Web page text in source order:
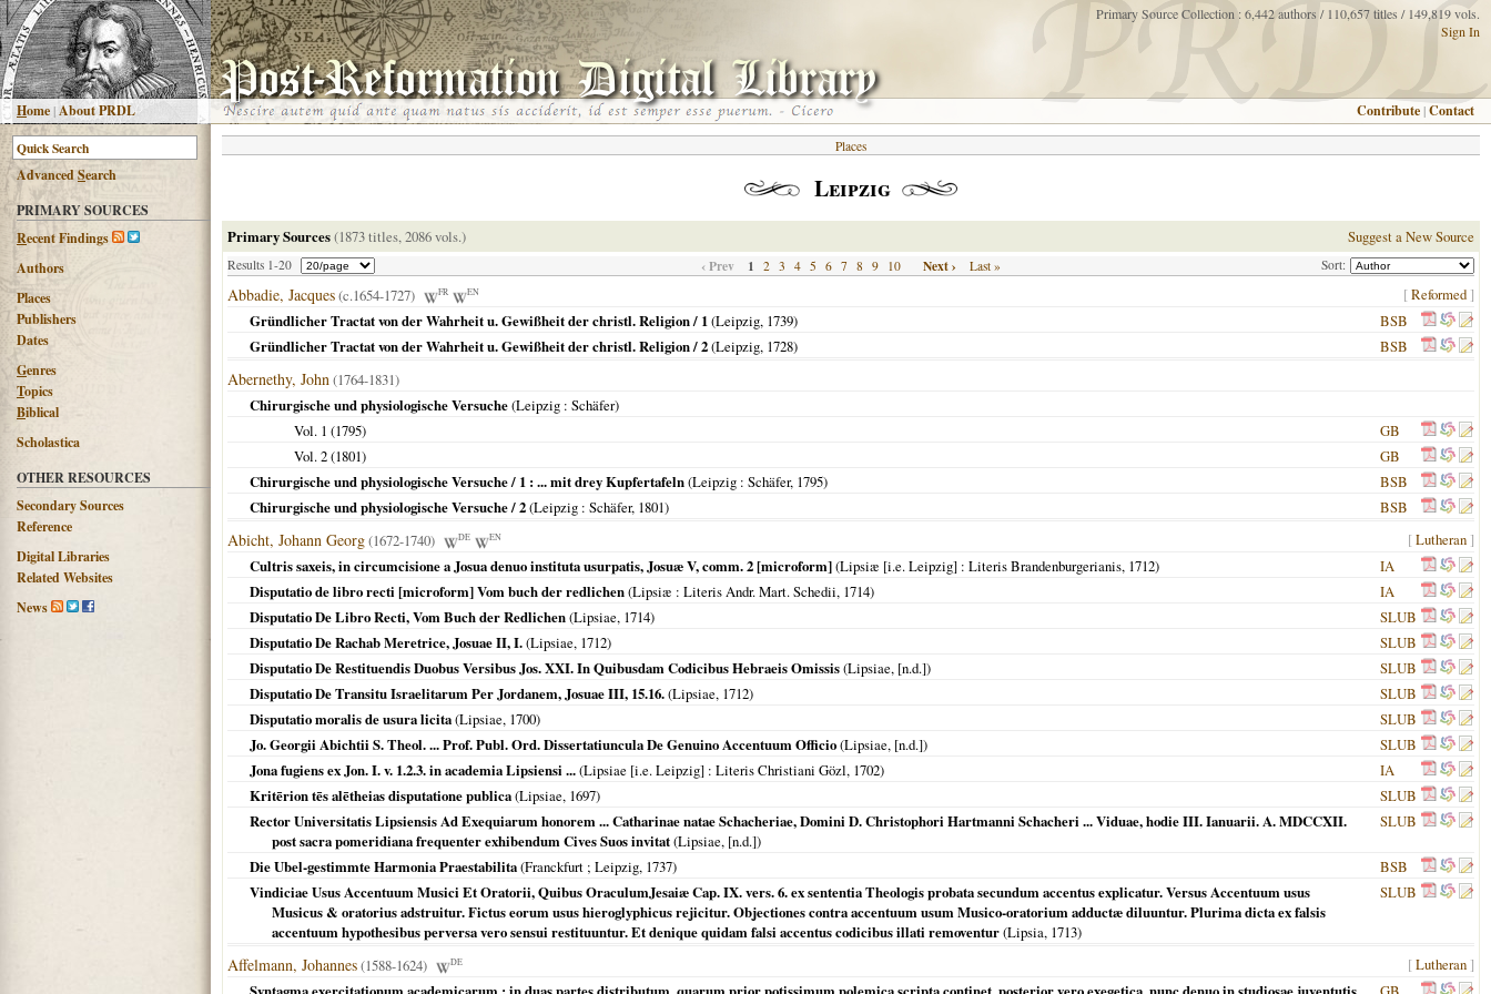
Home|About PRDL
Primary Source Collection : 6,442 authors / 110,657 titles / 149,819 vols.
Sign In
Contribute |Contact
AdvancedSearch
PRIMARY SOURCES
Recent Findings
Authors
Places
Publishers
Dates
Genres
Topics
Biblical
Scholastica
OTHER RESOURCES
Secondary Sources
Reference
Digital Libraries
Related Websites
News
Places
Leipzig
Primary Sources(1873 titles, 2086 vols.) Suggest a New Source
Results 1-20 Sort:
‹ Prev 1 2 3 4 5 6 7 8 9 10 Next › Last »
Abbadie, Jacques(c.1654-1727) FR EN [Reformed ]
Gründlicher Tractat von der Wahrheit u. Gewißheit der christl. Religion / 1(Leipzig, 1739)
BSB
Gründlicher Tractat von der Wahrheit u. Gewißheit der christl. Religion / 2(Leipzig, 1728) BSB
Abernethy, John(1764-1831)
Chirurgische und physiologische Versuche(Leipzig : Schäfer)
Vol. 1 (1795)
GB
Vol. 2 (1801)
GB
Chirurgische und physiologische Versuche / 1 : ... mit drey Kupfertafeln(Leipzig : Schäfer, 1795)
BSB
Chirurgische und physiologische Versuche / 2(Leipzig : Schäfer, 1801) BSB
Abicht, Johann Georg(1672-1740) DE EN [Lutheran ]
Cultris saxeis, in circumcisione a Josua denuo instituta usurpatis, Josuæ V, comm. 2 [microform](Lipsiæ [i.e. Leipzig] : Literis Brandenburgerianis, 1712)
IA
Disputatio de libro recti [microform] Vom buch der redlichen(Lipsiæ : Literis Andr. Mart. Schedii, 1714)
IA
Disputatio De Libro Recti, Vom Buch der Redlichen(Lipsiae, 1714)
SLUB
Disputatio De Rachab Meretrice, Josuae II, I.(Lipsiae, 1712)
SLUB
Disputatio De Restituendis Duobus Versibus Jos. XXI. In Quibusdam Codicibus Hebraeis Omissis(Lipsiae, [n.d.])
SLUB
Disputatio De Transitu Israelitarum Per Jordanem, Josuae III, 15.16.(Lipsiae, 1712)
SLUB
Disputatio moralis de usura licita(Lipsiae, 1700)
SLUB
Jo. Georgii Abichtii S. Theol. ... Prof. Publ. Ord. Dissertatiuncula De Genuino Accentuum Officio(Lipsiae, [n.d.])
SLUB
Jona fugiens ex Jon. I. v. 1.2.3. in academia Lipsiensi ...(Lipsiae [i.e. Leipzig] : Literis Christiani Gözl, 1702)
IA
Kritērion tēs alētheias disputatione publica(Lipsiae, 1697)
SLUB
Rector Universitatis Lipsiensis Ad Exequiarum honorem ... Catharinae natae Schacheriae, Domini D. Christophori Hartmanni Schacheri ... Viduae, hodie III. Ianuarii. A. MDCCXII.
post sacra pomeridiana frequenter exhibendum Cives Suos invitat(Lipsiae, [n.d.])
SLUB
Die Ubel-gestimmte Harmonia Praestabilita(Franckfurt ; Leipzig, 1737)
BSB
Vindiciae Usus Accentuum Musici Et Oratorii, Quibus OraculumJesaiæ Cap. IX. vers. 6. ex sententia Theologis probata secundum accentus explicatur. Versus Accentuum usus
Musicus & oratorius adstruitur. Fictus eorum usus hieroglyphicus rejicitur. Objectiones contra accentuum usum Musico-oratorium adductæ diluuntur. Plurima dicta ex falsis
accentuum hypothesibus perversa vero sensui restituuntur. Et denique quidam falsi accentus codicibus illati removentur(Lipsia, 1713)
SLUB
Affelmann, Johannes(1588-1624) DE [Lutheran ]